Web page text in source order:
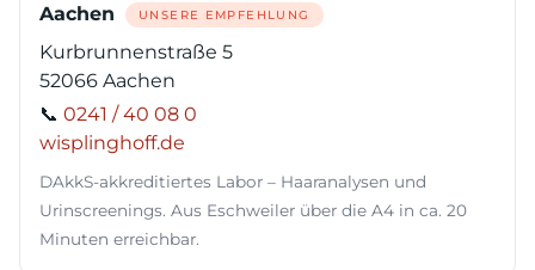
Aachen
UNSERE EMPFEHLUNG
Kurbrunnenstraße 5
52066 Aachen
📞 0241 / 40 08 0
wisplinghoff.de
DAkkS-akkreditiertes Labor – Haaranalysen und
Urinscreenings. Aus Eschweiler über die A4 in ca. 20
Minuten erreichbar.